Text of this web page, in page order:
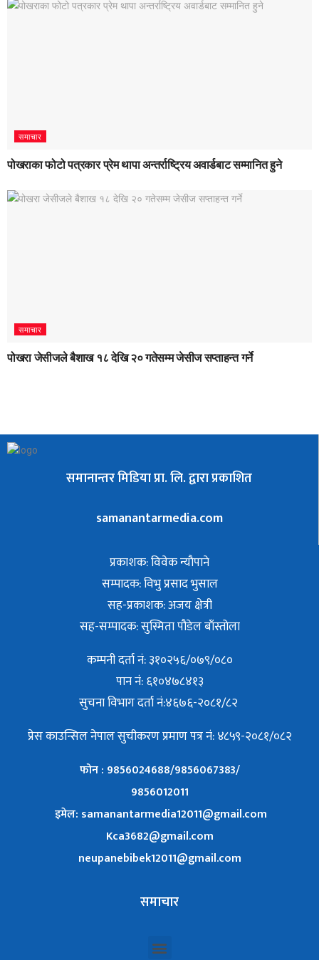
समाचार
पोखराका फोटो पत्रकार प्रेम थापा अन्तर्राष्ट्रिय अवार्डबाट सम्मानित हुने
समाचार
पोखरा जेसीजले बैशाख १८ देखि २० गतेसम्म जेसीज सप्ताहन्त गर्ने
समानान्तर मिडिया प्रा. लि. द्वारा प्रकाशित
samanantarmedia.com
प्रकाशक: विवेक न्याैपाने
सम्पादक: विभु प्रसाद भुसाल
सह-प्रकाशक: अजय क्षेत्री
सह-सम्पादक: सुस्मिता पौडेल बाँस्तोला
कम्पनी दर्ता नं: ३१०२५६/०७९/०८०
पान नं: ६१०४७८४१३
सुचना विभाग दर्ता नं:४६७६-२०८१/८२
प्रेस काउन्सिल नेपाल सुचीकरण प्रमाण पत्र नं: ४८५९-२०८१/०८२
फोन : 9856024688/9856067383/
9856012011
इमेल: samanantarmedia12011@gmail.com
Kca3682@gmail.com
neupanebibek12011@gmail.com
समाचार